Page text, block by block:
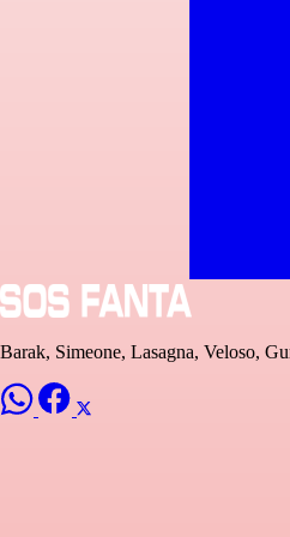
Barak, Simeone, Lasagna, Veloso,